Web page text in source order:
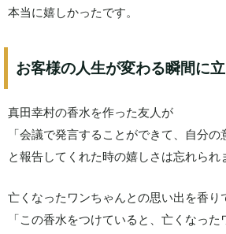
本当に嬉しかったです。
お客様の人生が変わる瞬間に
真田幸村の香水を作った友人が
「会議で発言することができて、自分の
と報告してくれた時の嬉しさは忘れられ
亡くなったワンちゃんとの思い出を香り
「この香水をつけていると、亡くなっ